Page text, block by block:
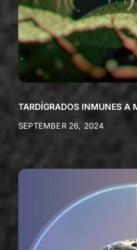
TARDÍGRADOS INMUNES A
SEPTEMBER 26, 2024